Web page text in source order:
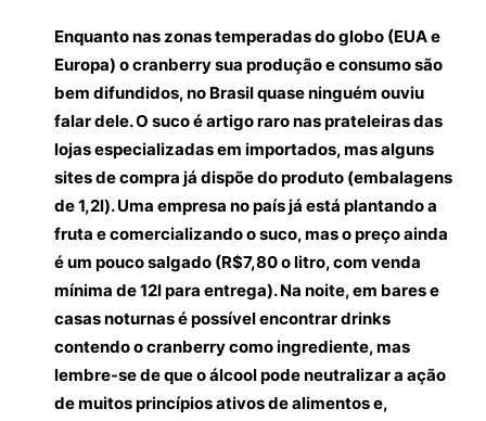
Enquanto nas zonas temperadas do globo (EUA e
Europa) o cranberry sua produção e consumo são
bem difundidos, no Brasil quase ninguém ouviu
falar dele. O suco é artigo raro nas prateleiras das
lojas especializadas em importados, mas alguns
sites de compra já dispõe do produto (embalagens
de 1,2l). Uma empresa no país já está plantando a
fruta e comercializando o suco, mas o preço ainda
é um pouco salgado (R$7,80 o litro, com venda
mínima de 12l para entrega). Na noite, em bares e
casas noturnas é possível encontrar drinks
contendo o cranberry como ingrediente, mas
lembre-se de que o álcool pode neutralizar a ação
de muitos princípios ativos de alimentos e,